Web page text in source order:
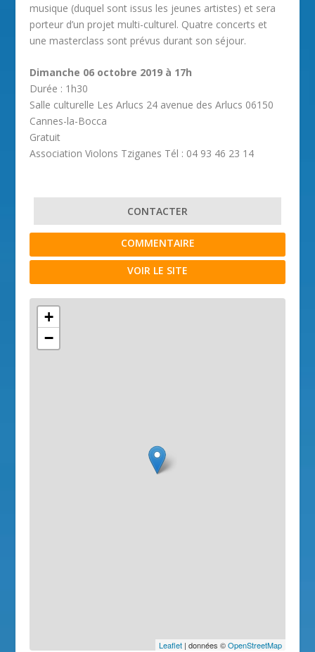
musique (duquel sont issus les jeunes artistes) et sera
porteur d’un projet multi-culturel. Quatre concerts et
une masterclass sont prévus durant son séjour.
Dimanche 06 octobre 2019 à 17h
Durée : 1h30
Salle culturelle Les Arlucs 24 avenue des Arlucs 06150
Cannes-la-Bocca
Gratuit
Association Violons Tziganes Tél : 04 93 46 23 14
CONTACTER
COMMENTAIRE
VOIR LE SITE
+
−
Leaflet| données ©OpenStreetMap